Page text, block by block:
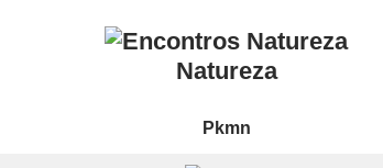
Natureza
Pkmn